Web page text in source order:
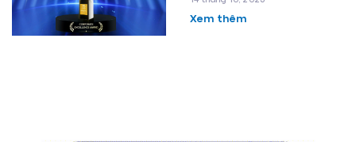
Xem thêm